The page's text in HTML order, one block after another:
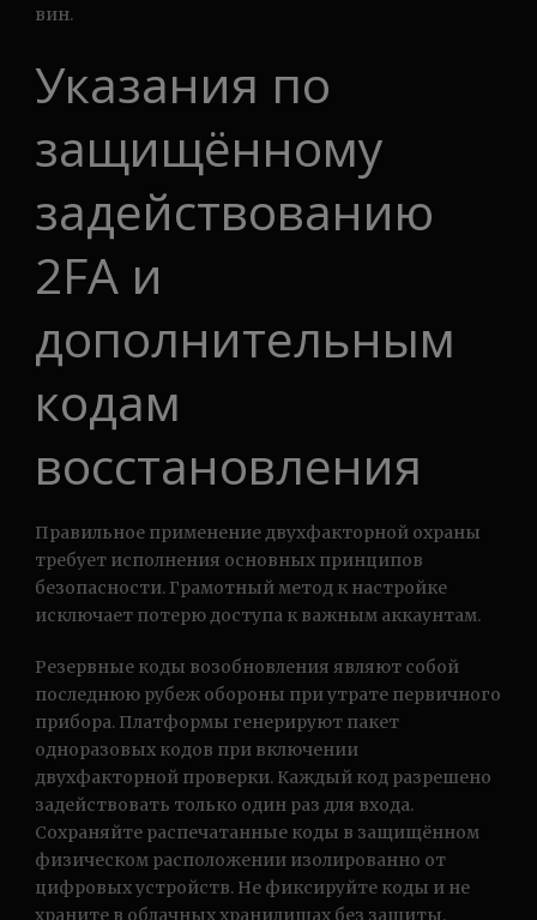
вин.
Указания по
защищённому
задействованию
2FA и
дополнительным
кодам
восстановления
Правильное применение двухфакторной охраны
требует исполнения основных принципов
безопасности. Грамотный метод к настройке
исключает потерю доступа к важным аккаунтам.
Резервные коды возобновления являют собой
последнюю рубеж обороны при утрате первичного
прибора. Платформы генерируют пакет
одноразовых кодов при включении
двухфакторной проверки. Каждый код разрешено
задействовать только один раз для входа.
Сохраняйте распечатанные коды в защищённом
физическом расположении изолированно от
цифровых устройств. Не фиксируйте коды и не
храните в облачных хранилищах без защиты.